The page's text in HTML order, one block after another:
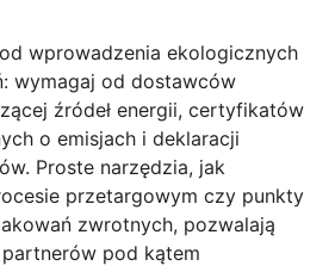
wprowadzenia ekologicznych
: wymagaj od dostawców
źródeł energii, certyfikatów
o emisjach i deklaracji
Proste narzędzia, jak
przetargowym czy punkty
zwrotnych, pozwalają
pod kątem